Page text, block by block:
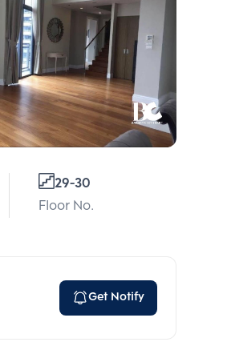
29-30
Floor No.
Get Notify